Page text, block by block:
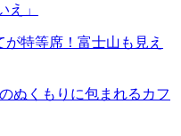
え」
特等席！富士山も見え
ぬくもりに包まれるカフ